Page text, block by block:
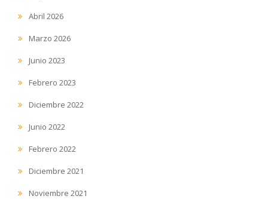
Abril 2026
Marzo 2026
Junio 2023
Febrero 2023
Diciembre 2022
Junio 2022
Febrero 2022
Diciembre 2021
Noviembre 2021